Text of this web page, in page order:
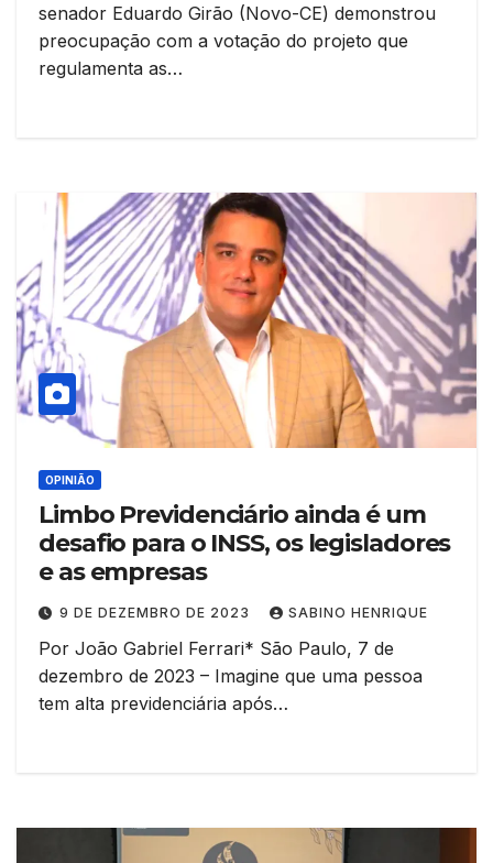
senador Eduardo Girão (Novo-CE) demonstrou
preocupação com a votação do projeto que
regulamenta as…
OPINIÃO
Limbo Previdenciário ainda é um
desafio para o INSS, os legisladores
e as empresas
9 DE DEZEMBRO DE 2023 SABINO HENRIQUE
Por João Gabriel Ferrari* São Paulo, 7 de
dezembro de 2023 – Imagine que uma pessoa
tem alta previdenciária após…